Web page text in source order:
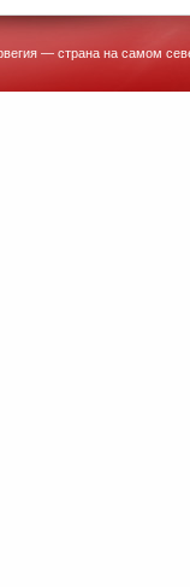
— страна на самом